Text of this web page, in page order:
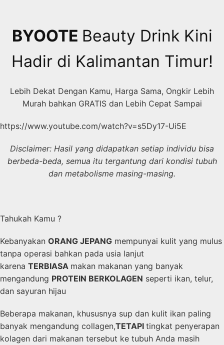
contentBYOOTE Beauty Drink Kini
Hadir di Kalimantan Timur!
Lebih Dekat Dengan Kamu, Harga Sama, Ongkir Lebih
Murah bahkan GRATIS dan Lebih Cepat Sampai
https://www.youtube.com/watch?v=s5Dy17-Ui5E
Disclaimer: Hasil yang didapatkan setiap individu bisa
berbeda-beda, semua itu tergantung dari kondisi tubuh
dan metabolisme masing-masing.
Tahukah Kamu ?
Kebanyakan ORANG JEPANG mempunyai kulit yang mulus
tanpa operasi bahkan pada usia lanjut
karena TERBIASA makan makanan yang banyak
mengandung PROTEIN BERKOLAGEN seperti ikan, telur,
dan sayuran hijau
Beberapa makanan, khususnya sup dan kulit ikan paling
banyak mengandung collagen,TETAPI tingkat penyerapan
kolagen dari makanan tersebut ke tubuh Anda masih